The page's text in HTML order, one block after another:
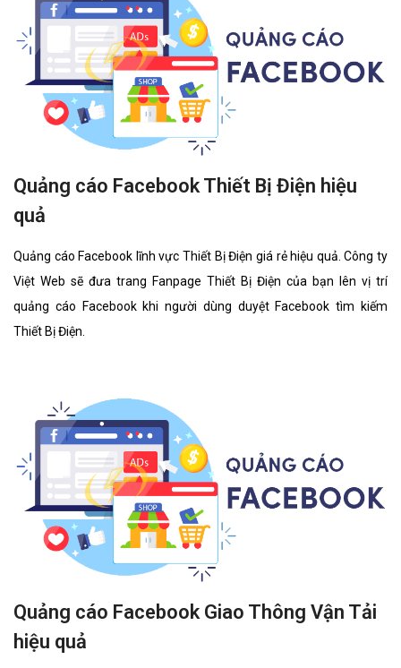
Quảng cáo Facebook Thiết Bị Điện hiệu
quả
Quảng cáo Facebook lĩnh vực Thiết Bị Điện giá rẻ hiệu quả. Công ty
Việt Web sẽ đưa trang Fanpage Thiết Bị Điện của bạn lên vị trí
quảng cáo Facebook khi người dùng duyệt Facebook tìm kiếm
Thiết Bị Điện.
Quảng cáo Facebook Giao Thông Vận Tải
hiệu quả